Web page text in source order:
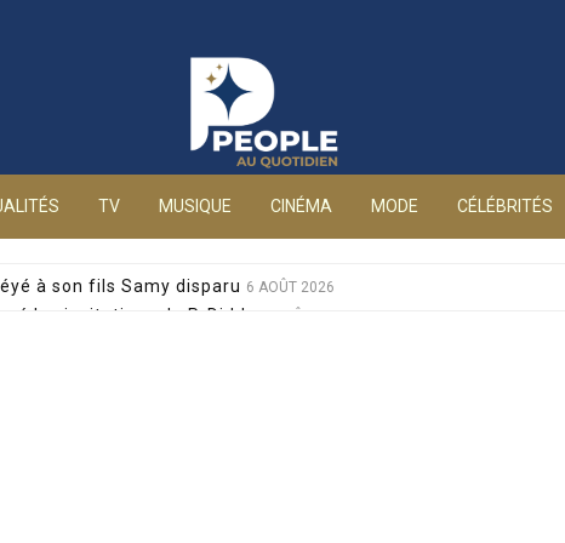
People au quotidien
TV MUSIQUE CINÉMA MODE CÉLÉBRITÉS
à son fils Samy disparu 6 AOÛT 2026
les invitations de P. Diddy